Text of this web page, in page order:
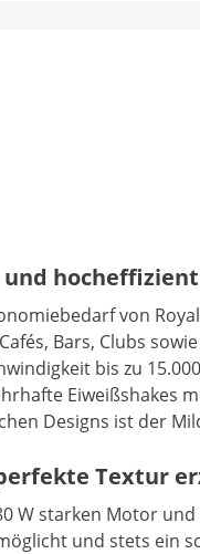
und hocheffizient
von
Bars, Clubs
bis zu
Eiweißshakes
Designs ist der
Textur
W starken Motor
und stets ein